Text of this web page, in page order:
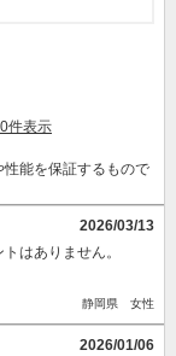
件表示
能を保証するもので
2026/03/13
はありません。
静岡県 女性
2026/01/06